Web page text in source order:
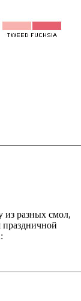
из разных смол,